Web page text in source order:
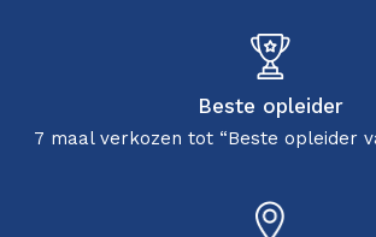
Beste opleider
7 maal verkozen tot “Beste opleider